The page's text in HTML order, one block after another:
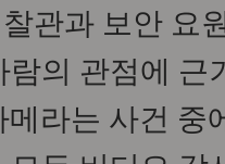
관과 보안 요
의 관점에
라는 사건